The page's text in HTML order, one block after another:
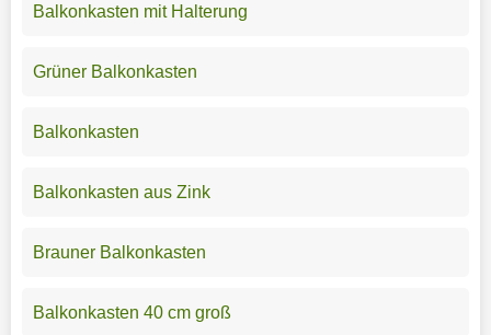
Balkonkasten mit Halterung
Grüner Balkonkasten
Balkonkasten
Balkonkasten aus Zink
Brauner Balkonkasten
Balkonkasten 40 cm groß